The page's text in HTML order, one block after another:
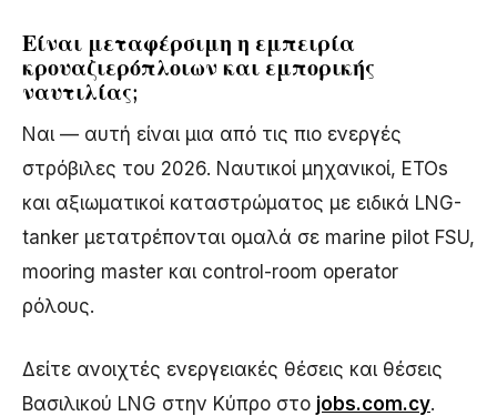
Είναι μεταφέρσιμη η εμπειρία
κρουαζιερόπλοιων και εμπορικής
ναυτιλίας;
Ναι — αυτή είναι μια από τις πιο ενεργές
στρόβιλες του 2026. Ναυτικοί μηχανικοί, ETOs
και αξιωματικοί καταστρώματος με ειδικά LNG-
tanker μετατρέπονται ομαλά σε marine pilot FSU,
mooring master και control-room operator
ρόλους.
Δείτε ανοιχτές ενεργειακές θέσεις και θέσεις
Βασιλικού LNG στην Κύπρο στο jobs.com.cy.